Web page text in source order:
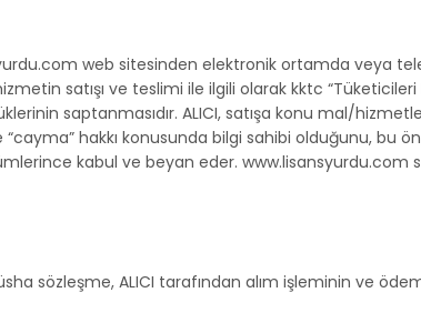
web sitesinden elektronik ortamda veya
satışı ve teslimi ile ilgili olarak kktc “Tüketicileri
saptanmasıdır. ALICI, satışa konu mal/
hakkı konusunda bilgi sahibi olduğunu, bu
kabul ve beyan eder.
sözleşme, ALICI tarafından alım işleminin ve